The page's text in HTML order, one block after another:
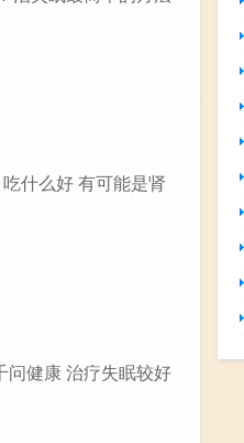
什么好 有可能是肾
问健康 治疗失眠较好